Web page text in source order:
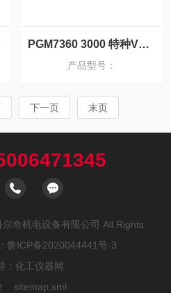
PGM7360 3000 特种VOC（苯检测仪）
产品型号：
下一页 末页
奇机电设备有限公司 All Rights
鲁ICP备2020044441号-3
： 化工仪器网
sitemap.xml